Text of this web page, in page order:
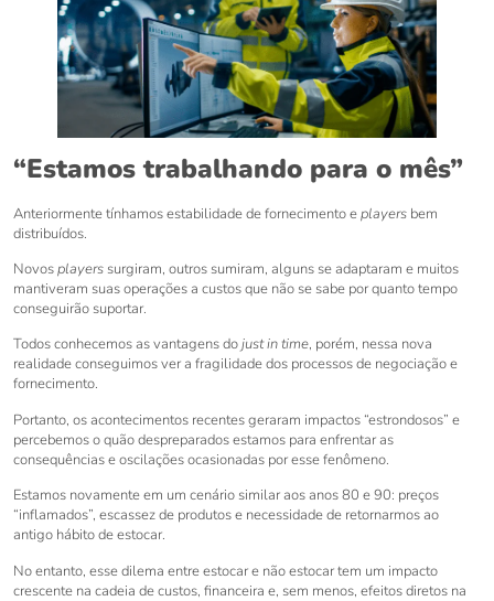
“Estamos trabalhando para o mês”
Anteriormente tínhamos estabilidade de fornecimento eplayers bem
distribuídos.
Novosplayers surgiram, outros sumiram, alguns se adaptaram e muitos
mantiveram suas operações a custos que não se sabe por quanto tempo
conseguirão suportar.
Todos conhecemos as vantagens dojust in time, porém, nessa nova
realidade conseguimos ver a fragilidade dos processos de negociação e
fornecimento.
Portanto, os acontecimentos recentes geraram impactos “estrondosos” e
percebemos o quão despreparados estamos para enfrentar as
consequências e oscilações ocasionadas por esse fenômeno.
Estamos novamente em um cenário similar aos anos 80 e 90: preços
“inflamados”, escassez de produtos e necessidade de retornarmos ao
antigo hábito de estocar.
No entanto, esse dilema entre estocar e não estocar tem um impacto
crescente na cadeia de custos, financeira e, sem menos, efeitos diretos na